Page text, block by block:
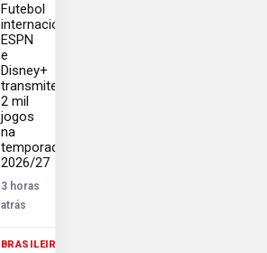
Futebol
internacional:
ESPN
e
Disney+
transmitem
2 mil
jogos
na
temporada
2026/27
3 horas
atrás
BRASILEIRÃO